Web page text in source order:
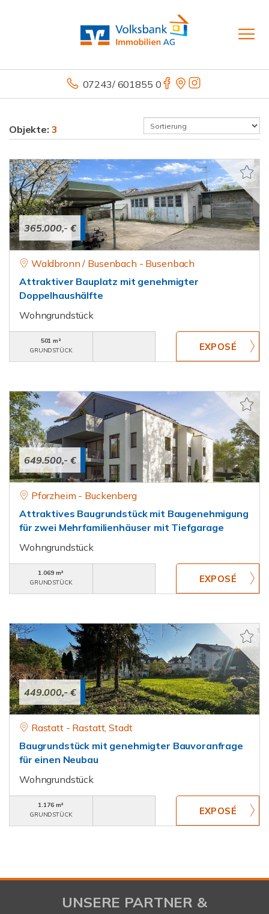
07243/ 601855 0
Objekte: 3
365.000,- €
Waldbronn / Busenbach - Busenbach
Attraktiver Bauplatz mit genehmigter
Doppelhaushälfte
Wohngrundstück
501 m²
GRUNDSTÜCK
649.500,- €
Pforzheim - Buckenberg
Attraktives Baugrundstück mit Baugenehmigung
für zwei Mehrfamilienhäuser mit Tiefgarage
Wohngrundstück
1.069 m²
GRUNDSTÜCK
449.000,- €
Rastatt - Rastatt, Stadt
Baugrundstück mit genehmigter Bauvoranfrage
für einen Neubau
Wohngrundstück
1.176 m²
GRUNDSTÜCK
UNSERE PARTNER &